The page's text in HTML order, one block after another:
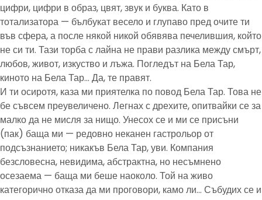
цифри, цифри в образ, цвят, звук и буква. Като в
тотализатора — бълбукат весело и глупаво пред очите ти
във сфера, а после някой никой обявява печелившия, който
не си ти. Тази торба с лайна не прави разлика между смърт,
любов, живот, изкуство и лъжа. Погледът на Бела Тар,
киното на Бела Тар… Да, те правят.
И ти осиротя, каза ми приятелка по повод Бела Тар. Това не
бе съвсем преувеличено. Легнах с дрехите, опитвайки се за
малко да не мисля за нищо. Унесох се и ми се присъни
(пак) баща ми — редовно неканен гастрольор от
подсъзнанието; никакъв Бела Тар, уви. Компания
безсловесна, невидима, абстрактна, но несъмнено
осезаема — баща ми беше наоколо. Той на живо
категорично отказа да ми проговори, камо ли… Събудих се и